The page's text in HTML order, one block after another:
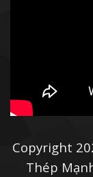
Copyright
Thép